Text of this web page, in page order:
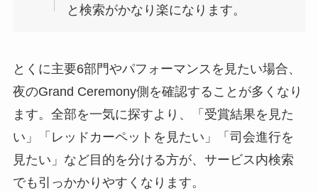
と検索がかなり楽になります。
とくに主要6部門やパフォーマンスを見たい場合、
夜のGrand Ceremony側を確認することが多くなり
ます。全部を一気に探すより、「受賞結果を見た
い」「レッドカーペットを見たい」「司会進行を
見たい」など目的を分ける方が、サービス内検索
でも引っかかりやすくなります。